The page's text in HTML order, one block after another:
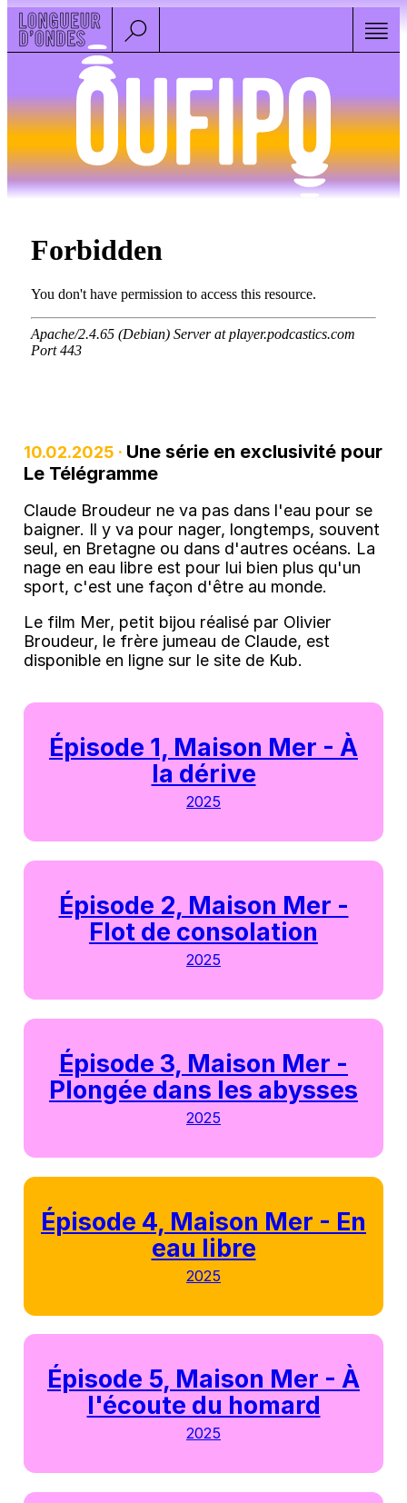
10.02.2025 · Une série en exclusivité pour
Le Télégramme
Claude Broudeur ne va pas dans l'eau pour se
baigner. Il y va pour nager, longtemps, souvent
seul, en Bretagne ou dans d'autres océans. La
nage en eau libre est pour lui bien plus qu'un
sport, c'est une façon d'être au monde.
Le film Mer, petit bijou réalisé par Olivier
Broudeur, le frère jumeau de Claude, est
disponible en ligne sur le site de Kub.
Épisode 1, Maison Mer - À
la dérive
2025
Épisode 2, Maison Mer -
Flot de consolation
2025
Épisode 3, Maison Mer -
Plongée dans les abysses
2025
Épisode 4, Maison Mer - En
eau libre
2025
Épisode 5, Maison Mer - À
l'écoute du homard
2025